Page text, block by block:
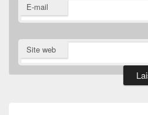
E-mail
Site web